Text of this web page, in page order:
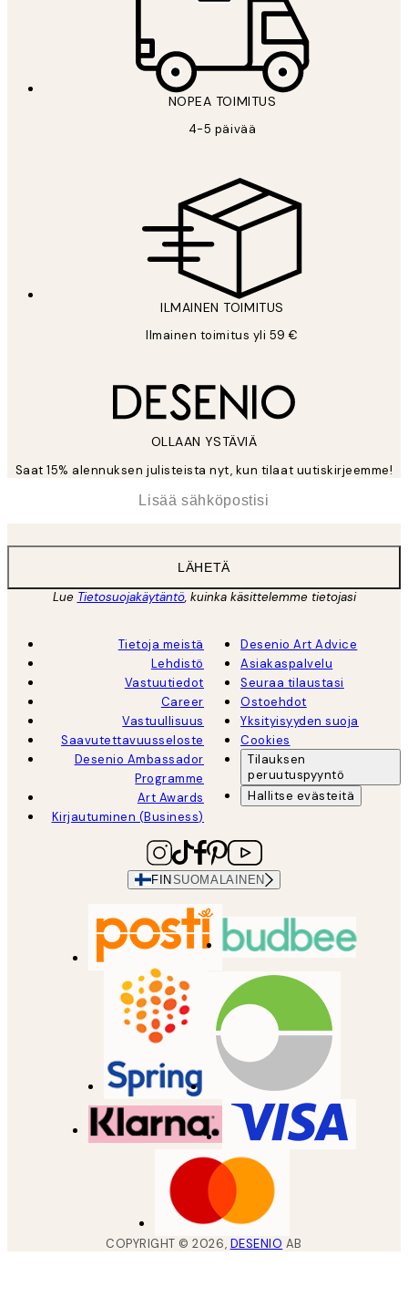
NOPEA TOIMITUS
4-5 päivää
ILMAINEN TOIMITUS
Ilmainen toimitus yli 59 €
OLLAAN YSTÄVIÄ
Saat 15% alennuksen julisteista nyt, kun tilaat uutiskirjeemme!
LÄHETÄ
Lue Tietosuojakäytäntö, kuinka käsittelemme tietojasi
Tietoja meistä
Lehdistö
Vastuutiedot
Career
Vastuullisuus
Saavutettavuusseloste
Desenio Ambassador
Programme
Art Awards
Kirjautuminen (Business)
Desenio Art Advice
Asiakaspalvelu
Seuraa tilaustasi
Ostoehdot
Yksityisyyden suoja
Cookies
Tilauksen
peruutuspyyntö
Hallitse evästeitä
FIN SUOMALAINEN
COPYRIGHT ©2026, DESENIO AB